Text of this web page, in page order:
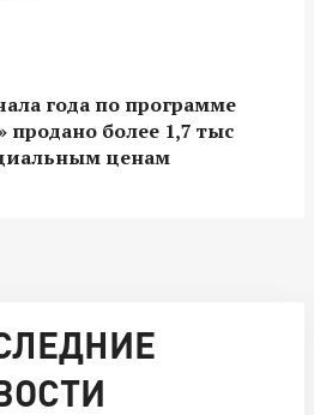
года по программе
продано более 1,7 тыс
ценам